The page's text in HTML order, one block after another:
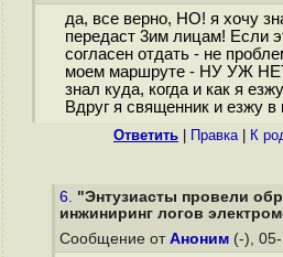
да, все верно, НО! я хочу
передаст 3им лицам! Если
согласен отдать - не
моем маршруте - НУ УЖ
знал куда, когда и как я
Вдруг я священник и езжу
Ответить Правка| К
6. "Энтузиасты провели
инжиниринг логов
Сообщение от Аноним (-),